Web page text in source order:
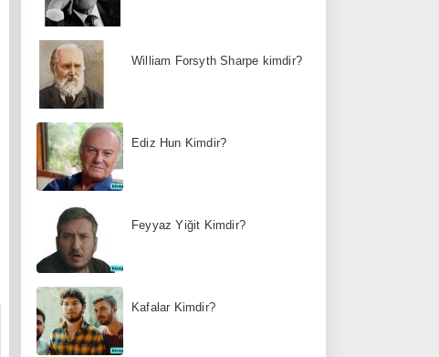
William Forsyth Sharpe kimdir?
Ediz Hun Kimdir?
Feyyaz Yiğit Kimdir?
Kafalar Kimdir?